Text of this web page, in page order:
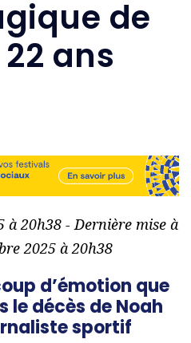
de
ans
à 20h38 - Dernière mise à
2025 à 20h38
d’émotion que
le décès de Noah
sportif